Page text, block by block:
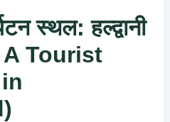
स्थल: हल्द्वानी
Tourist